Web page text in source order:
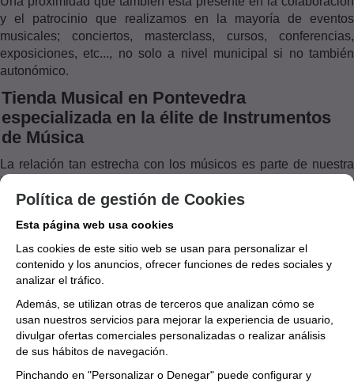
y el patrocinio que realizamos en la mayoría de eventos
musicales; conciertos, masterclass, cursos, conferencias,
exposiciones, etc..., no solo a nivel municipal si no también
autonómico.
Tienda Musical en Pontevedra
especializada en la élite de Instrumentos
de Música
La relación tan estrecha con los músicos es parte de nuestra
filosofía ya que nuestra pasión por la música nos permite estar
en contacto permanente con músicos profesionales, alumnos,
profesores, familias, agrupaciones, asociaciones… De este
modo, podemos conocer de primera mano sus necesidades
para trabajar cada día por ofrecer el mejor servicio posible.
Nuestra premisa por el trato de calidad nos impulsa a contar
clientes los productos de las primeras marcas del mercado. Si
te surge alguna duda puedes consultar con nosotros en
nuestro formulario de contacto o mediante cualquier otro medio
atenderte!
Política de gestión de Cookies
Esta página web usa cookies
Las cookies de este sitio web se usan para personalizar el
contenido y los anuncios, ofrecer funciones de redes sociales y
analizar el tráfico.
Además, se utilizan otras de terceros que analizan cómo se
usan nuestros servicios para mejorar la experiencia de usuario,
divulgar ofertas comerciales personalizadas o realizar análisis
de sus hábitos de navegación.
Pinchando en "Personalizar o Denegar" puede configurar y